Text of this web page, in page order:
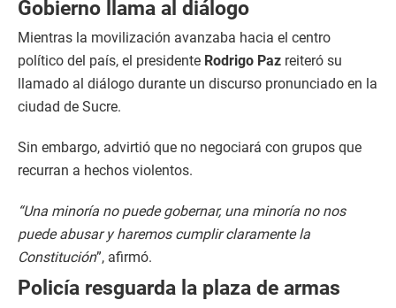
Gobierno llama al diálogo
Mientras la movilización avanzaba hacia el centro
político del país, el presidente Rodrigo Paz reiteró su
llamado al diálogo durante un discurso pronunciado en la
ciudad de Sucre.
Sin embargo, advirtió que no negociará con grupos que
recurran a hechos violentos.
“Una minoría no puede gobernar, una minoría no nos
puede abusar y haremos cumplir claramente la
Constitución”, afirmó.
Policía resguarda la plaza de armas